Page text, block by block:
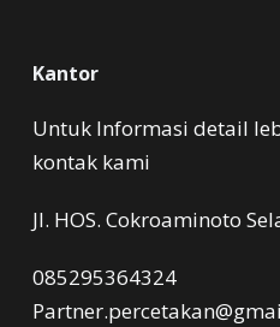
Kantor
Untuk Informasi detail
kontak kami
Jl. HOS. Cokroaminoto
085295364324